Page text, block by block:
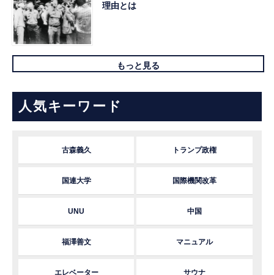
理由とは
もっと見る
人気キーワード
古森義久 トランプ政権
国連大学 国際機関改革
UNU 中国
福澤善文 マニュアル
エレベーター サウナ